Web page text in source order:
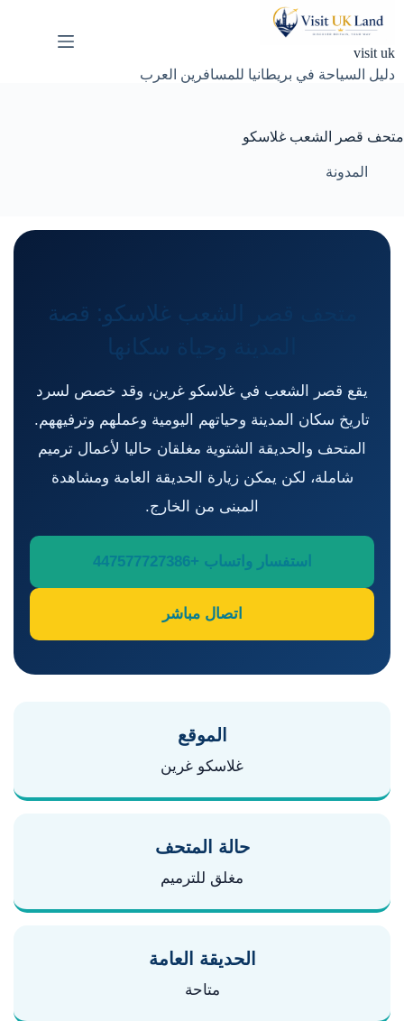
visit uk
دليل السياحة في بريطانيا للمسافرين العرب
متحف قصر الشعب غلاسكو
المدونة
متحف قصر الشعب غلاسكو: قصة
المدينة وحياة سكانها
يقع قصر الشعب في غلاسكو غرين، وقد خصص لسرد
تاريخ سكان المدينة وحياتهم اليومية وعملهم وترفيههم.
المتحف والحديقة الشتوية مغلقان حاليا لأعمال ترميم
شاملة، لكن يمكن زيارة الحديقة العامة ومشاهدة
المبنى من الخارج.
استفسار واتساب +447577727386
اتصال مباشر
الموقع
غلاسكو غرين
حالة المتحف
مغلق للترميم
الحديقة العامة
متاحة